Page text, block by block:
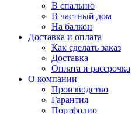
В спальню
В частный дом
На балкон
Доставка и оплата
Как сделать заказ
Доставка
Оплата и рассрочка
О компании
Производство
Гарантия
Портфолио